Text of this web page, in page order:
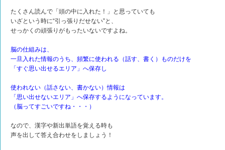
たくさん読んで「頭の中に入れた！」と思っていても
いざという時に“引っ張りだせない”と、
せっかくの頑張りがもったいないですよね。
脳の仕組みは、
一旦入れた情報のうち、頻繁に使われる（話す、書く）ものだけを
「すぐ思い出せるエリア」へ保存し
使われない（話さない、書かない）情報は
「思い出せないエリア」へ保存するようになっています。
（脳ってすごいですね・・・）
なので、漢字や新出単語を覚える時も
声を出して答え合わせをしましょう！